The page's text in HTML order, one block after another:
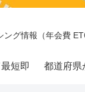
グ情報（年会費
短即 都道府県